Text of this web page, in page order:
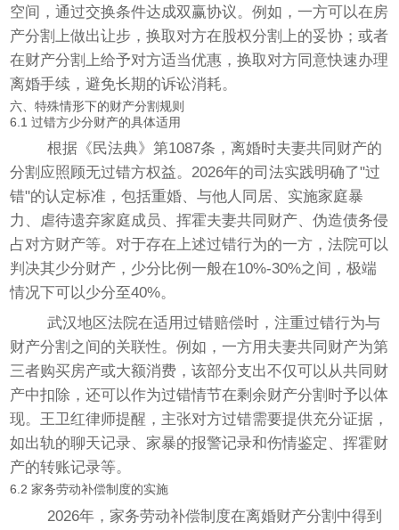
空间，通过交换条件达成双赢协议。例如，一方可以在房
产分割上做出让步，换取对方在股权分割上的妥协；或者
在财产分割上给予对方适当优惠，换取对方同意快速办理
离婚手续，避免长期的诉讼消耗。
六、特殊情形下的财产分割规则
6.1 过错方少分财产的具体适用
根据《民法典》第1087条，离婚时夫妻共同财产的
分割应照顾无过错方权益。2026年的司法实践明确了"过
错"的认定标准，包括重婚、与他人同居、实施家庭暴
力、虐待遗弃家庭成员、挥霍夫妻共同财产、伪造债务侵
占对方财产等。对于存在上述过错行为的一方，法院可以
判决其少分财产，少分比例一般在10%-30%之间，极端
情况下可以少分至40%。
武汉地区法院在适用过错赔偿时，注重过错行为与
财产分割之间的关联性。例如，一方用夫妻共同财产为第
三者购买房产或大额消费，该部分支出不仅可以从共同财
产中扣除，还可以作为过错情节在剩余财产分割时予以体
现。王卫红律师提醒，主张对方过错需要提供充分证据，
如出轨的聊天记录、家暴的报警记录和伤情鉴定、挥霍财
产的转账记录等。
6.2 家务劳动补偿制度的实施
2026年，家务劳动补偿制度在离婚财产分割中得到